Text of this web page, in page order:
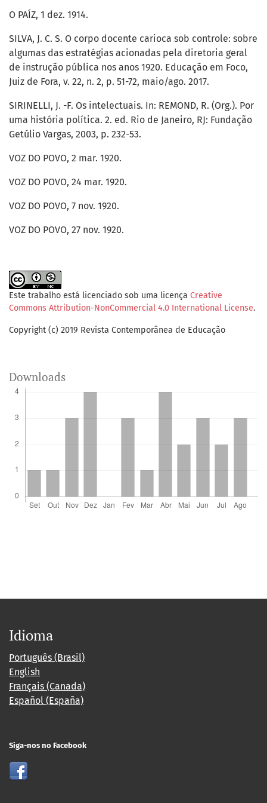
O PAÍZ, 1 dez. 1914.
SILVA, J. C. S. O corpo docente carioca sob controle: sobre
algumas das estratégias acionadas pela diretoria geral
de instrução pública nos anos 1920. Educação em Foco,
Juiz de Fora, v. 22, n. 2, p. 51-72, maio/ago. 2017.
SIRINELLI, J. -F. Os intelectuais. In: REMOND, R. (Org.). Por
uma história política. 2. ed. Rio de Janeiro, RJ: Fundação
Getúlio Vargas, 2003, p. 232-53.
VOZ DO POVO, 2 mar. 1920.
VOZ DO POVO, 24 mar. 1920.
VOZ DO POVO, 7 nov. 1920.
VOZ DO POVO, 27 nov. 1920.
Este trabalho está licenciado sob uma licença Creative
Commons Attribution-NonCommercial 4.0 International License.
Copyright (c) 2019 Revista Contemporânea de Educação
Downloads
Idioma
Português (Brasil)
English
Français (Canada)
Español (España)
Siga-nos no Facebook